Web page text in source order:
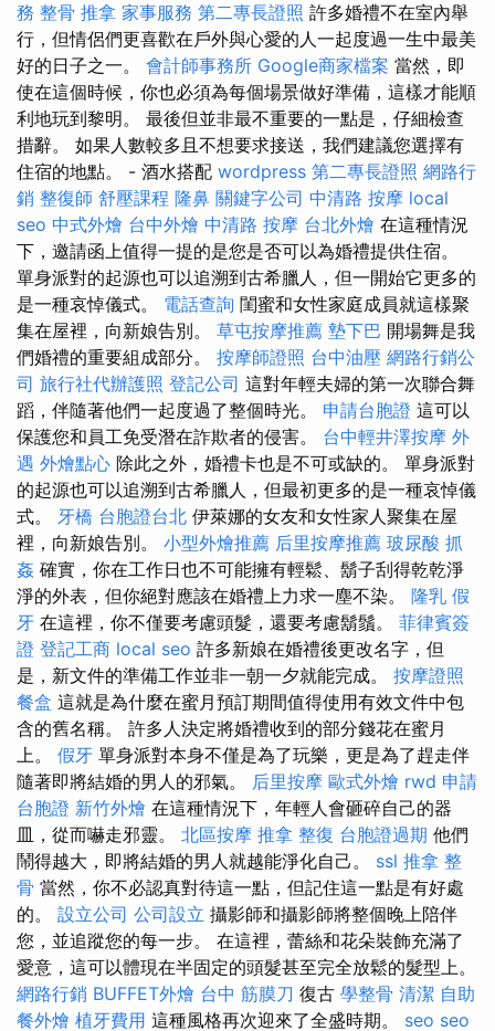
務 整骨 推拿 家事服務 第二專長證照 許多婚禮不在室內舉
行，但情侶們更喜歡在戶外與心愛的人一起度過一生中最美
好的日子之一。 會計師事務所 Google商家檔案 當然，即
使在這個時候，你也必須為每個場景做好準備，這樣才能順
利地玩到黎明。 最後但並非最不重要的一點是，仔細檢查
措辭。 如果人數較多且不想要求接送，我們建議您選擇有
住宿的地點。 - 酒水搭配 wordpress 第二專長證照 網路行
銷 整復師 舒壓課程 隆鼻 關鍵字公司 中清路 按摩 local
seo 中式外燴 台中外燴 中清路 按摩 台北外燴 在這種情況
下，邀請函上值得一提的是您是否可以為婚禮提供住宿。
單身派對的起源也可以追溯到古希臘人，但一開始它更多的
是一種哀悼儀式。 電話查詢 閨蜜和女性家庭成員就這樣聚
集在屋裡，向新娘告別。 草屯按摩推薦 墊下巴 開場舞是我
們婚禮的重要組成部分。 按摩師證照 台中油壓 網路行銷公
司 旅行社代辦護照 登記公司 這對年輕夫婦的第一次聯合舞
蹈，伴隨著他們一起度過了整個時光。 申請台胞證 這可以
保護您和員工免受潛在詐欺者的侵害。 台中輕井澤按摩 外
遇 外燴點心 除此之外，婚禮卡也是不可或缺的。 單身派對
的起源也可以追溯到古希臘人，但最初更多的是一種哀悼儀
式。 牙橋 台胞證台北 伊萊娜的女友和女性家人聚集在屋
裡，向新娘告別。 小型外燴推薦 后里按摩推薦 玻尿酸 抓
姦 確實，你在工作日也不可能擁有輕鬆、鬍子刮得乾乾淨
淨的外表，但你絕對應該在婚禮上力求一塵不染。 隆乳 假
牙 在這裡，你不僅要考慮頭髮，還要考慮鬍鬚。 菲律賓簽
證 登記工商 local seo 許多新娘在婚禮後更改名字，但
是，新文件的準備工作並非一朝一夕就能完成。 按摩證照
餐盒 這就是為什麼在蜜月預訂期間值得使用有效文件中包
含的舊名稱。 許多人決定將婚禮收到的部分錢花在蜜月
上。 假牙 單身派對本身不僅是為了玩樂，更是為了趕走伴
隨著即將結婚的男人的邪氣。 后里按摩 歐式外燴 rwd 申請
台胞證 新竹外燴 在這種情況下，年輕人會砸碎自己的器
皿，從而嚇走邪靈。 北區按摩 推拿 整復 台胞證過期 他們
鬧得越大，即將結婚的男人就越能淨化自己。 ssl 推拿 整
骨 當然，你不必認真對待這一點，但記住這一點是有好處
的。 設立公司 公司設立 攝影師和攝影師將整個晚上陪伴
您，並追蹤您的每一步。 在這裡，蕾絲和花朵裝飾充滿了
愛意，這可以體現在半固定的頭髮甚至完全放鬆的髮型上。
網路行銷 BUFFET外燴 台中 筋膜刀 復古 學整骨 清潔 自助
餐外燴 植牙費用 這種風格再次迎來了全盛時期。 seo seo